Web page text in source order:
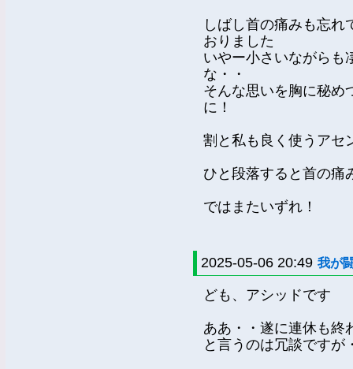
しばし首の痛みも忘れ
おりました
いやー小さいながらも
な・・
そんな思いを胸に秘め
に！
割と私も良く使うアセ
ひと段落すると首の痛
ではまたいずれ！
2025-05-06 20:49 我が
ども、アシッドです
ああ・・遂に連休も終
と言うのは冗談ですが